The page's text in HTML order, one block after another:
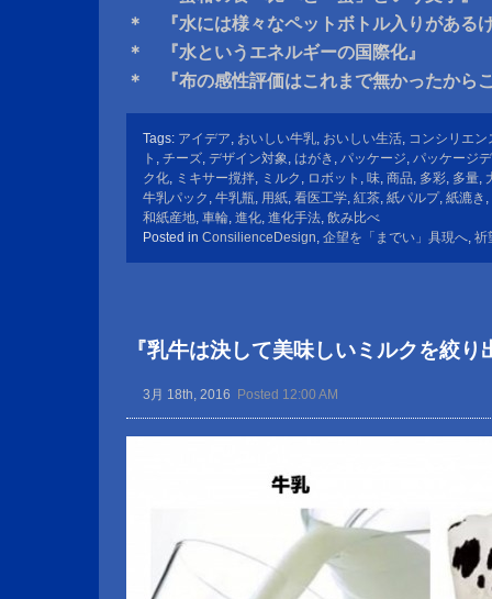
＊ 『水には様々なペットボトル入りがある
＊ 『水というエネルギーの国際化』
＊ 『布の感性評価はこれまで無かったから
Tags: アイデア, おいしい牛乳, おいしい生活, コンシリエン
ト , チーズ, デザイン対象, はがき , パッケージ, パッケージ
ク化, ミキサー撹拌, ミルク , ロボット , 味, 商品, 多彩, 多量,
牛乳パック , 牛乳瓶, 用紙, 看医工学, 紅茶, 紙パルプ, 紙漉き ,
和紙産地, 車輪, 進化, 進化手法, 飲み比べ
Posted in ConsilienceDesign, 企望を「までい」具現へ, 祈
『乳牛は決して美味しいミルクを絞
3月 18th, 2016 Posted 12:00 AM